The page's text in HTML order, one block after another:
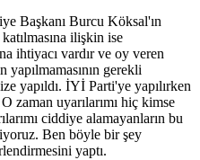
Başkanı Burcu Köksal'ın
ilişkin ise
ihtiyacı vardır ve oy veren
gerekli
yapıldı. İYİ Parti'ye yapılırken
zaman uyarılarımı hiç kimse
ciddiye alamayanların bu
Ben böyle bir şey
yaptı.